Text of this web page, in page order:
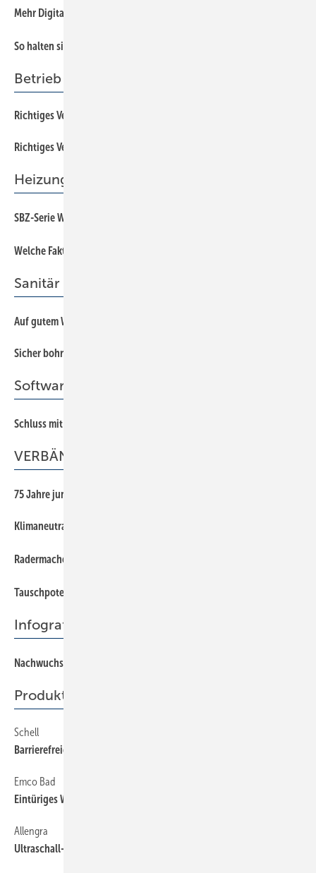
Mehr Digitalisierung im Einkauf nutzen
So halten sich Mitarbeiter an Vorgaben und Absprachen
Betrieb + Organisation
Richtiges Verhalten im Job: So bleibt der Krankheitsstand niedrig
Richtiges Verhalten im Job: So bleibt der Krankenstand niedrig
Heizung
SBZ-Serie Wärmepumpe: Teil 1 – Effizienzzahlen
Welc he Faktoren bremsen Erdreich-Wärmepumpen?
Sanitär
Auf gutem Weg: Gewerketreff von Sanitär und Elektro
Sicher bohren und befestigen im Nassbereich
Software + Kommunikation
Schl uss mit der doppelten Buchführung im Büro
VERBÄNDE
75 Jahre jun g und Kulturgut
Klimaneutralität: SHK stellt die entscheidenden Akteure
Radermacher: Das 1,5-Grad-Ziel ist nicht mehr zu erreichen
Taus chpotenzial nutzen
Infografik
Nachwuchs in Zahlen
Produkte
Schell
Barrierefreie WCs mit Stagnations­spülung
Emco Bad
Eintüriges WC-Modul
Allengra
Ultraschall-Wasserzähler